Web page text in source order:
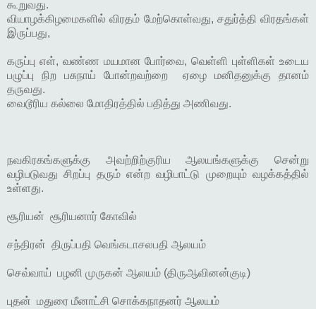
கூறுவது.
வியாழக்கிழமைகளில் விரதம் மேற்கொள்வது, சதுர்த்தி விரதங்கள்
இருப்பது,
கருப்பு எள், வண்ண மயமான போர்வை, வெள்ளி புள்ளிகள் உடைய
பழுப்பு நிற பசுநாய் போன்றவற்றை ஏழை மனிதனுக்கு தானம்
தருவது.
வைடூரிய கல்லை மோதிரத்தில் பதித்து அணிவது.
நவகிரகங்களுக்கு அவற்றிற்குரிய ஆலயங்களுக்கு சென்று
வழிபடுவது சிறப்பு தரும் என்ற வழிபாட்டு முறையும் வழக்கத்தில்
உள்ளது.
சூரியன் சூரியனார் கோவில்
சந்திரன் திருப்பதி வெங்கடாசலபதி ஆலயம்
செவ்வாய் பழனி முருகன் ஆலயம் (திருஆவினன்குடி)
புதன் மதுரை மீனாட்சி சொக்கநாதனர் ஆலயம்